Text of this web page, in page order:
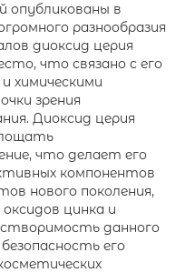
опубликованы в
разнообразия
диоксид церия
что связано с его
химическими
зрения
Диоксид церия
что делает его
компонентов
нового поколения,
цинка и
данного
его